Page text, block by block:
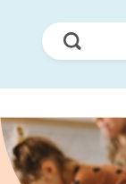
Jetzt
Suchen